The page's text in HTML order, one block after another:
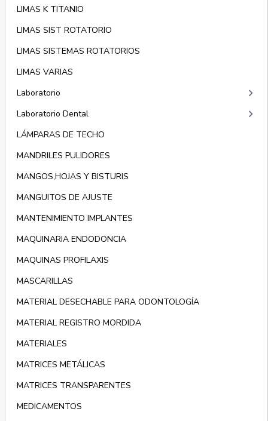
LIMAS K TITANIO
LIMAS SIST ROTATORIO
LIMAS SISTEMAS ROTATORIOS
LIMAS VARIAS
Laboratorio
keyboard_arrow_right
Laboratorio Dental keyboard_arrow_right
LÁMPARAS DE TECHO
MANDRILES PULIDORES
MANGOS,HOJAS Y BISTURIS
MANGUITOS DE AJUSTE
MANTENIMIENTO IMPLANTES
MAQUINARIA ENDODONCIA
MAQUINAS PROFILAXIS
MASCARILLAS
MATERIAL DESECHABLE PARA ODONTOLOGÍA
MATERIAL REGISTRO MORDIDA
MATERIALES
MATRICES METÁLICAS
MATRICES TRANSPARENTES
MEDICAMENTOS